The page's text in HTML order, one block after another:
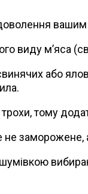
вашим
виду м’яса
або
трохи, тому
заморожене,
шумівкою